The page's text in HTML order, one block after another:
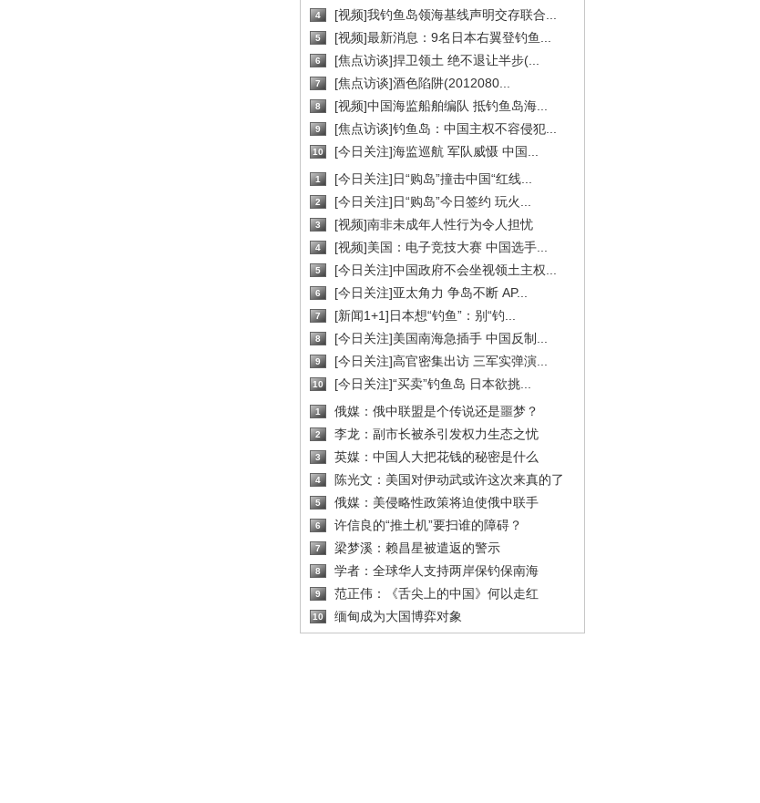
4 [视频]我钓鱼岛领海基线声明交存联合...
5 [视频]最新消息：9名日本右翼登钓鱼...
6 [焦点访谈]捍卫领土 绝不退让半步(...
7 [焦点访谈]酒色陷阱(2012080...
8 [视频]中国海监船舶编队 抵钓鱼岛海...
9 [焦点访谈]钓鱼岛：中国主权不容侵犯...
10 [今日关注]海监巡航 军队威慑 中国...
1 [今日关注]日“购岛”撞击中国“红线...
2 [今日关注]日“购岛”今日签约 玩火...
3 [视频]南非未成年人性行为令人担忧
4 [视频]美国：电子竞技大赛 中国选手...
5 [今日关注]中国政府不会坐视领土主权...
6 [今日关注]亚太角力 争岛不断 AP...
7 [新闻1+1]日本想“钓鱼”：别“钓...
8 [今日关注]美国南海急插手 中国反制...
9 [今日关注]高官密集出访 三军实弹演...
10 [今日关注]“买卖”钓鱼岛 日本欲挑...
1 俄媒：俄中联盟是个传说还是噩梦？
2 李龙：副市长被杀引发权力生态之忧
3 英媒：中国人大把花钱的秘密是什么
4 陈光文：美国对伊动武或许这次来真的了
5 俄媒：美侵略性政策将迫使俄中联手
6 许信良的“推土机”要扫谁的障碍？
7 梁梦溪：赖昌星被遣返的警示
8 学者：全球华人支持两岸保钓保南海
9 范正伟：《舌尖上的中国》何以走红
10 缅甸成为大国博弈对象